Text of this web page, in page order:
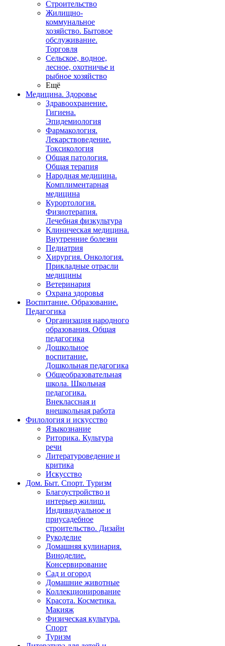
Строительство
Жилищно-
коммунальное
хозяйство. Бытовое
обслуживание.
Торговля
Сельское, водное,
лесное, охотничье и
рыбное хозяйство
Ещё
Медицина. Здоровье
Здравоохранение.
Гигиена.
Эпидемиология
Фармакология.
Лекарствоведение.
Токсикология
Общая патология.
Общая терапия
Народная медицина.
Комплиментарная
медицина
Курортология.
Физиотерапия.
Лечебная физкультура
Клиническая медицина.
Внутренние болезни
Педиатрия
Хирургия. Онкология.
Прикладные отрасли
медицины
Ветеринария
Охрана здоровья
Воспитание. Образование.
Педагогика
Организация народного
образования. Общая
педагогика
Дошкольное
воспитание.
Дошкольная педагогика
Общеобразовательная
школа. Школьная
педагогика.
Внеклассная и
внешкольная работа
Филология и искусство
Языкознание
Риторика. Культура
речи
Литературоведение и
критика
Искусство
Дом. Быт. Спорт. Туризм
Благоустройство и
интерьер жилищ.
Индивидуальное и
приусадебное
строительство. Дизайн
Рукоделие
Домашняя кулинария.
Виноделие.
Консервирование
Сад и огород
Домашние животные
Коллекционирование
Красота. Косметика.
Макияж
Физическая культура.
Спорт
Туризм